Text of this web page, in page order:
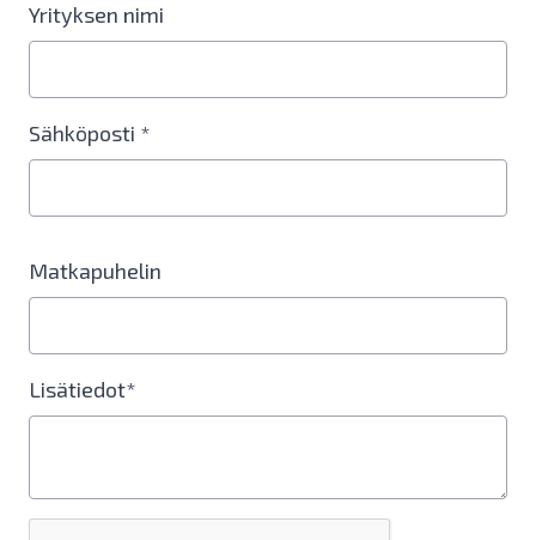
Yrityksen nimi
Sähköposti *
Matkapuhelin
Lisätiedot*